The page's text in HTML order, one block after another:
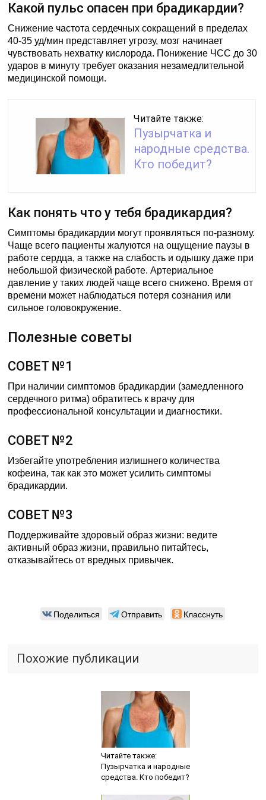
Какой пульс опасен при брадикардии?
Снижение частота сердечных сокращений в пределах
40-35 уд/мин представляет угрозу, мозг начинает
чувствовать нехватку кислорода. Понижение ЧСС до 30
ударов в минуту требует оказания незамедлительной
медицинской помощи.
Читайте также:
Пузырчатка и
народные средства.
Кто победит?
Как понять что у тебя брадикардия?
Симптомы брадикардии могут проявляться по-разному.
Чаще всего пациенты жалуются на ощущение паузы в
работе сердца, а также на слабость и одышку даже при
небольшой физической работе. Артериальное
давление у таких людей чаще всего снижено. Время от
времени может наблюдаться потеря сознания или
сильное головокружение.
Полезные советы
СОВЕТ №1
При наличии симптомов брадикардии (замедленного
сердечного ритма) обратитесь к врачу для
профессиональной консультации и диагностики.
СОВЕТ №2
Избегайте употребления излишнего количества
кофеина, так как это может усилить симптомы
брадикардии.
СОВЕТ №3
Поддерживайте здоровый образ жизни: ведите
активный образ жизни, правильно питайтесь,
отказывайтесь от вредных привычек.
Поделиться Отправить Класснуть
Похожие публикации
Читайте также:
Пузырчатка и народные
средства. Кто победит?